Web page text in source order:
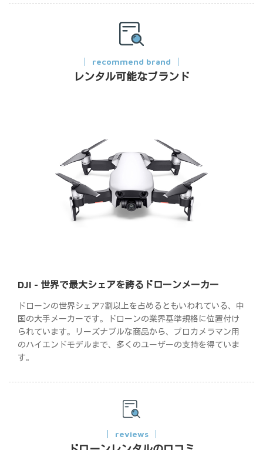
recommend brand
レンタル可能なブランド
DJI - 世界で最大シェアを誇るドローンメーカー
ドローンの世界シェア7割以上を占めるともいわれている、中
国の大手メーカーです。ドローンの業界基準規格に位置付け
られています。リーズナブルな商品から、プロカメラマン用
のハイエンドモデルまで、多くのユーザーの支持を得ていま
す。
reviews